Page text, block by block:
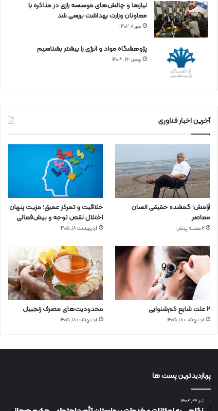
نیازها و چالش‌های موسسه رازی در مذاکره با
معاونان وزارت بهداشت بررسی شد
مهر ۸, ۱۴۰۲
پژوهشگاه مواد و انرژی را بیشتر بشناسیم
بهمن ۲۲, ۱۴۰۳
آخرین اخبار فناوری
آرامش؛ گمشده حقیقی انسان
معاصر
2 هفته پیش
خلاقیت و تمرکز عمیق؛ مزیت پنهان
اختلال نقص توجه و بیش‌فعالی
اردیبهشت ۱۸, ۱۴۰۵
۲ علت شایع‌ کم‌شنوایی
اردیبهشت ۱۸, ۱۴۰۵
محدودیت‌های مصرف زنجبیل
اردیبهشت ۱۸, ۱۴۰۵
پربازدیدترین پست ها
تیر ۲۶, ۱۴۰۲